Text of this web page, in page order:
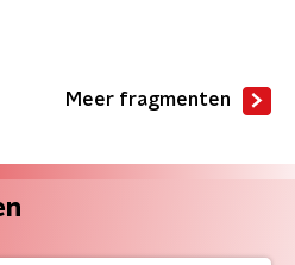
Meer fragmenten